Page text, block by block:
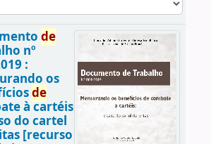
de
nº
:
os
de
à cartéis
do cartel
[recurso